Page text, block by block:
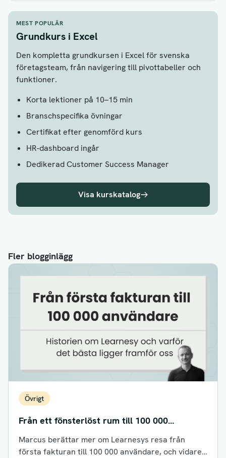
MEST POPULÄR
Grundkurs i Excel
Den kompletta grundkursen i Excel för svenska
företagsteam, från navigering till pivottabeller och
funktioner.
Korta lektioner på 10–15 min
Branschspecifika övningar
Certifikat efter genomförd kurs
HR-dashboard ingår
Dedikerad Customer Success Manager
Visa kurskatalog
Fler blogginlägg
Övrigt
Från ett fönsterlöst rum till 100 000
deltagare
Marcus berättar mer om Learnesys resa från
första fakturan till 100 000 användare, och vidare